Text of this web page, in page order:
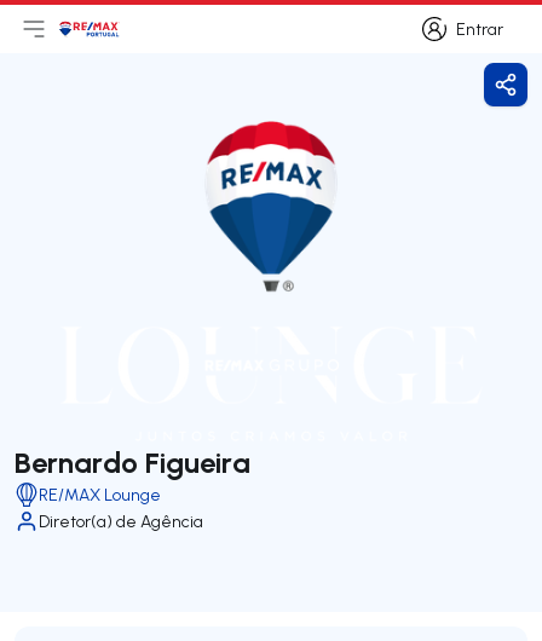
Entrar
Entrar
Abri menu principal
LogoIr para página inicial
Bernardo Figueira
RE/MAX Lounge
Diretor(a) de Agência